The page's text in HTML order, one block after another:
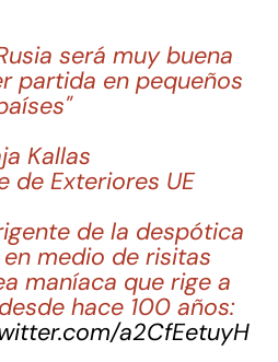
será muy buena
partida en pequeños
Kallas
de Exteriores UE
de la despótica
medio de risitas
maníaca que rige a
hace 100 años:
a2CfEetuyH